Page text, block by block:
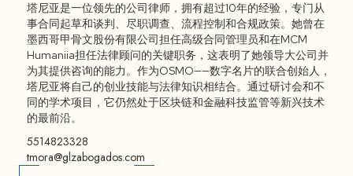
塔尼亚·莫拉
塔尼亚是一位领先的公司律师，拥有超过10年的经验，专门从
事合同起草和谈判、尽职调查、流程控制和合规政策。她曾在
墨西哥甲骨文股份有限公司担任高级合同管理员和在MCM
Humaniia担任法律顾问的关键职务，这表明了她领导大公司并
为其提供咨询的能力。作为OSMO——数字名片的联合创始人，
塔尼亚将自己的创业技能与法律知识相结合。通过研讨会和不
同的学术项目，它仍然处于区块链和金融科技监管等新兴技术
的最前沿。
5514823328
tmora@glzabogados.com